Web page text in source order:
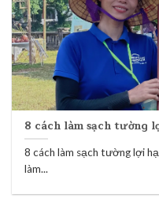
8 cách làm sạch tường
8 cách làm sạch tường lợi
làm...